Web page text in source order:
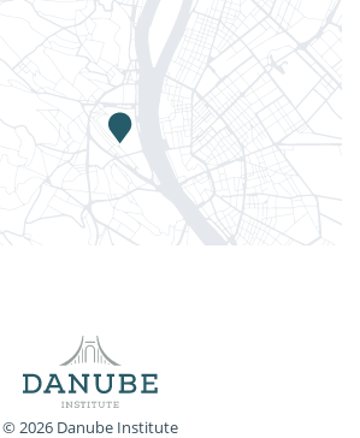
© 2026 Danube Institute